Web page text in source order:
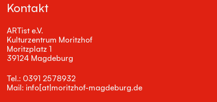
Kontakt
ARTist e.V.
Kulturzentrum Moritzhof
Moritzplatz 1
39124 Magdeburg
Tel.: 0391 2578932
Mail: info[at|moritzhof-magdeburg.de